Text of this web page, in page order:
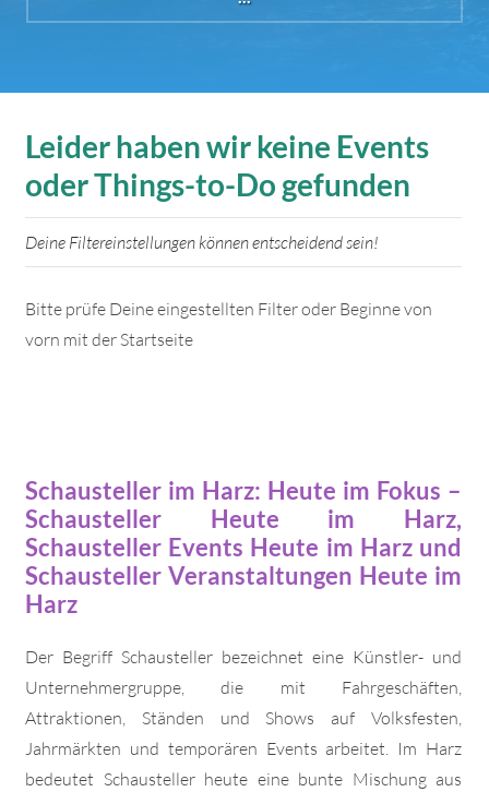
Leider haben wir keine Events
oder Things-to-Do gefunden
Deine Filtereinstellungen können entscheidend sein!
Bitte prüfe Deine eingestellten Filter oder Beginne von
vorn mit der Startseite
Schausteller im Harz: Heute im Fokus –
Schausteller Heute im Harz,
Schausteller Events Heute im Harz und
Schausteller Veranstaltungen Heute im
Harz
Der Begriff Schausteller bezeichnet eine Künstler- und
Unternehmergruppe, die mit Fahrgeschäften,
Attraktionen, Ständen und Shows auf Volksfesten,
Jahrmärkten und temporären Events arbeitet. Im Harz
bedeutet Schausteller heute eine bunte Mischung aus